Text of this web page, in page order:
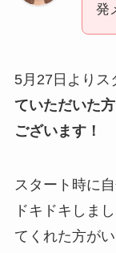
発
5月27日よりス
ていただいた
ございます！
スタート時に
ドキドキしま
てくれた方が